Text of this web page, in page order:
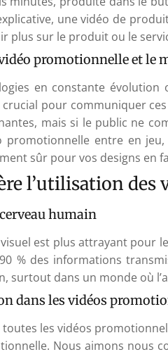
une vidéo de
plus sur le produit ou le
promotionnelle et le
en constante
pour communiquer
mais si le public ne
promotionnelle entre en
sûr pour vos designs en
l’utilisation des
humain
est plus attrayant pour
% des informations
surtout dans un monde où
dans les vidéos
toutes les vidéos
Nous aimons nous